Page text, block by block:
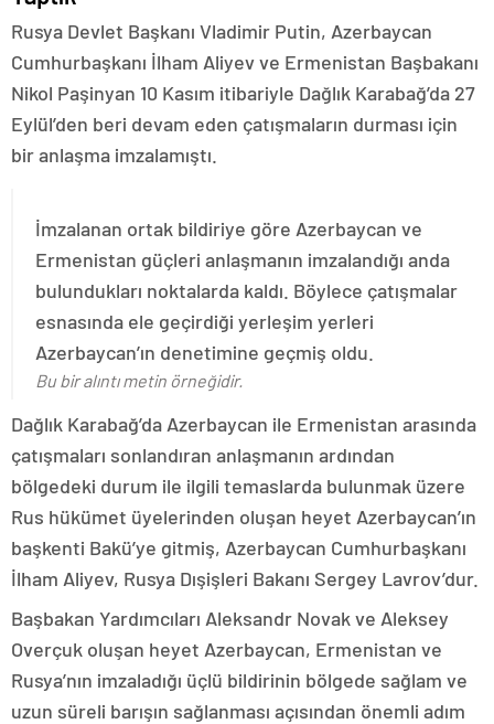
Rusya Devlet Başkanı Vladimir Putin, Azerbaycan
Cumhurbaşkanı İlham Aliyev ve Ermenistan Başbakanı
Nikol Paşinyan 10 Kasım itibariyle Dağlık Karabağ’da 27
Eylül’den beri devam eden çatışmaların durması için
bir anlaşma imzalamıştı.
İmzalanan ortak bildiriye göre Azerbaycan ve
Ermenistan güçleri anlaşmanın imzalandığı anda
bulundukları noktalarda kaldı. Böylece çatışmalar
esnasında ele geçirdiği yerleşim yerleri
Azerbaycan’ın denetimine geçmiş oldu.
Bu bir alıntı metin örneğidir.
Dağlık Karabağ’da Azerbaycan ile Ermenistan arasında
çatışmaları sonlandıran anlaşmanın ardından
bölgedeki durum ile ilgili temaslarda bulunmak üzere
Rus hükümet üyelerinden oluşan heyet Azerbaycan’ın
başkenti Bakü’ye gitmiş, Azerbaycan Cumhurbaşkanı
İlham Aliyev, Rusya Dışişleri Bakanı Sergey Lavrov’dur.
Başbakan Yardımcıları Aleksandr Novak ve Aleksey
Overçuk oluşan heyet Azerbaycan, Ermenistan ve
Rusya’nın imzaladığı üçlü bildirinin bölgede sağlam ve
uzun süreli barışın sağlanması açısından önemli adım